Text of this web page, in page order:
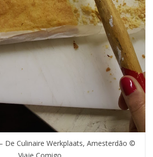
De Culinaire Werkplaats, Amesterdão ©